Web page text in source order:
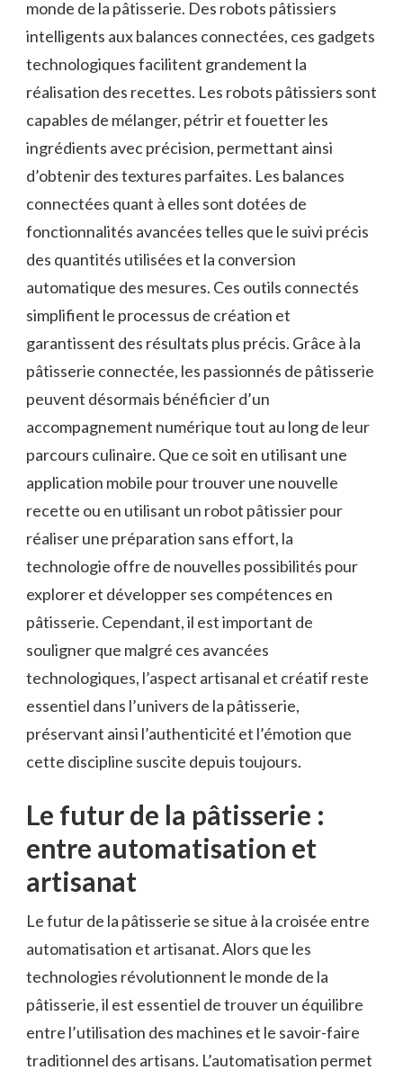
monde de la pâtisserie. Des robots pâtissiers
intelligents aux balances connectées, ces gadgets
technologiques facilitent grandement la
réalisation des recettes. Les robots pâtissiers sont
capables de mélanger, pétrir et fouetter les
ingrédients avec précision, permettant ainsi
d’obtenir des textures parfaites. Les balances
connectées quant à elles sont dotées de
fonctionnalités avancées telles que le suivi précis
des quantités utilisées et la conversion
automatique des mesures. Ces outils connectés
simplifient le processus de création et
garantissent des résultats plus précis. Grâce à la
pâtisserie connectée, les passionnés de pâtisserie
peuvent désormais bénéficier d’un
accompagnement numérique tout au long de leur
parcours culinaire. Que ce soit en utilisant une
application mobile pour trouver une nouvelle
recette ou en utilisant un robot pâtissier pour
réaliser une préparation sans effort, la
technologie offre de nouvelles possibilités pour
explorer et développer ses compétences en
pâtisserie. Cependant, il est important de
souligner que malgré ces avancées
technologiques, l’aspect artisanal et créatif reste
essentiel dans l’univers de la pâtisserie,
préservant ainsi l’authenticité et l’émotion que
cette discipline suscite depuis toujours.
Le futur de la pâtisserie :
entre automatisation et
artisanat
Le futur de la pâtisserie se situe à la croisée entre
automatisation et artisanat. Alors que les
technologies révolutionnent le monde de la
pâtisserie, il est essentiel de trouver un équilibre
entre l’utilisation des machines et le savoir-faire
traditionnel des artisans. L’automatisation permet